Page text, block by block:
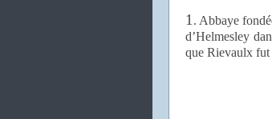
1. Abbaye
d’Helmesley
que Rievaulx fut